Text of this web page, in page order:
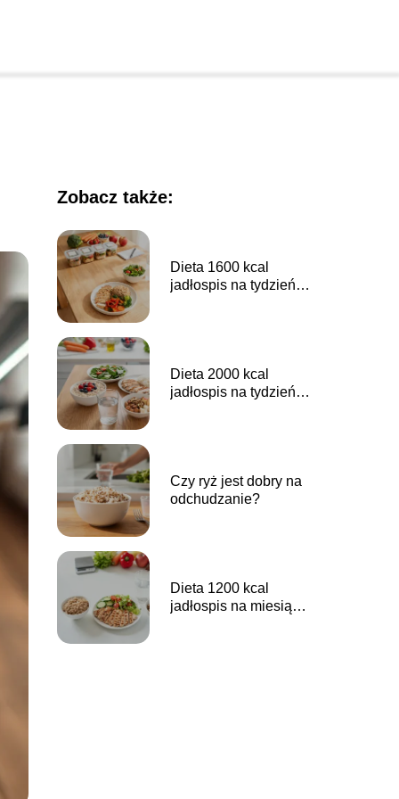
Zobacz także:
Dieta 1600 kcal
jadłospis na tydzień –
Dieta 2000 kcal
jadłospis na tydzień –
Czy ryż jest dobry na
odchudzanie?
Dieta 1200 kcal
jadłospis na miesiąc